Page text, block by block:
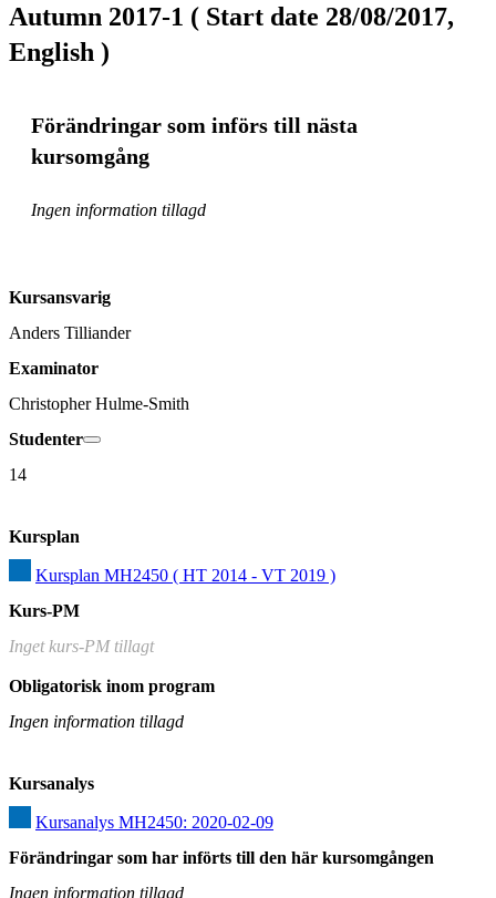
Autumn 2017-1 ( Start date 28/08/2017,
English )
Förändringar som införs till nästa
kursomgång
Ingen information tillagd
Kursansvarig
Anders Tilliander
Examinator
Christopher Hulme-Smith
Studenter
14
Kursplan
Kursplan MH2450 ( HT 2014 - VT 2019 )
Kurs-PM
Inget kurs-PM tillagt
Obligatorisk inom program
Ingen information tillagd
Kursanalys
Kursanalys MH2450: 2020-02-09
Förändringar som har införts till den här kursomgången
Ingen information tillagd